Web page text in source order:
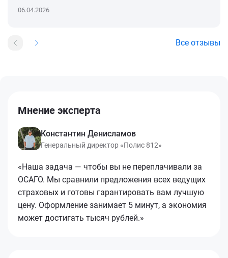
06.04.2026
Все отзывы
Мнение эксперта
Константин Денисламов
Генеральный директор «Полис 812»
«Наша задача — чтобы вы не переплачивали за
ОСАГО. Мы сравнили предложения всех ведущих
страховых и готовы гарантировать вам лучшую
цену. Оформление занимает 5 минут, а экономия
может достигать тысяч рублей.»